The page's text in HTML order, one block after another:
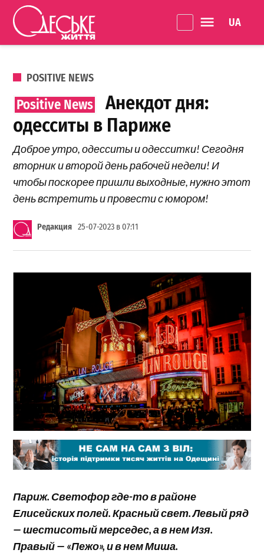
Перейти к содержанию
життя
ОПУБЛИКОВАНО В
POSITIVE NEWS
Анекдот дня:
одесситы в Париже
Доброе утро, одесситы и одесситки! Сегодня
вторник и второй день рабочей недели! И
чтобы поскорее пришли выходные, нужно этот
день встретить и провести с юмором!
Редакция 25-07-2023 в 07:11
Париж. Светофор где-то в районе
Елисейских полей. Красный свет. Левый ряд
— шестисотый мерседес, а в нем Изя.
Правый — «Пежо», и в нем Миша.